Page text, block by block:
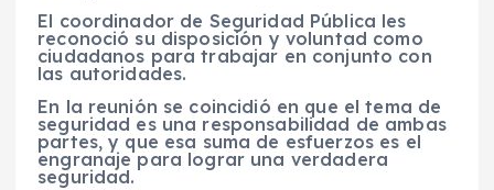
El coordinador de Seguridad Pública les
reconoció su disposición y voluntad como
ciudadanos para trabajar en conjunto con
las autoridades.
En la reunión se coincidió en que el tema de
seguridad es una responsabilidad de ambas
partes, y que esa suma de esfuerzos es el
engranaje para lograr una verdadera
seguridad.